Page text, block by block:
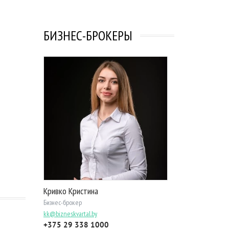
БИЗНЕС-БРОКЕРЫ
Кривко Кристина
Бизнес-брокер
kk@bizneskvartal.by
+375 29 338 1000